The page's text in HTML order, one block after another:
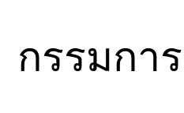
กรรมกา